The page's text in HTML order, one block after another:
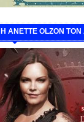
Η ANETTE OLZON